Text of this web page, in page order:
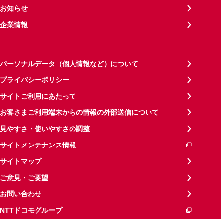
お知らせ
企業情報
パーソナルデータ（個人情報など）について
プライバシーポリシー
サイトご利用にあたって
お客さまご利用端末からの情報の外部送信について
見やすさ・使いやすさの調整
サイトメンテナンス情報
サイトマップ
ご意見・ご要望
お問い合わせ
NTTドコモグループ